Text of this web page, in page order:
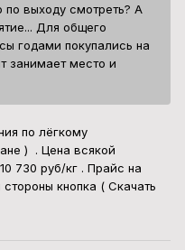
по выходу смотреть? А
Для общего
годами покупались на
занимает место и
по лёгкому
) . Цена всякой
730 руб/кг . Прайс на
кнопка ( Скачать